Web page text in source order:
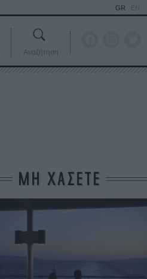
GR EN
Αναζήτηση
ΜΗ ΧΑΣΕΤΕ